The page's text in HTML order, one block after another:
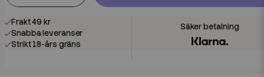
Frakt 49 kr
Snabba leveranser
Strikt 18-års gräns